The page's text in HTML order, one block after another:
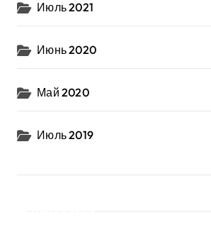
Июль 2021
Июнь 2020
Май 2020
Июль 2019